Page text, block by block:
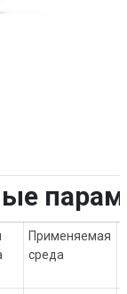
Применяемая
среда